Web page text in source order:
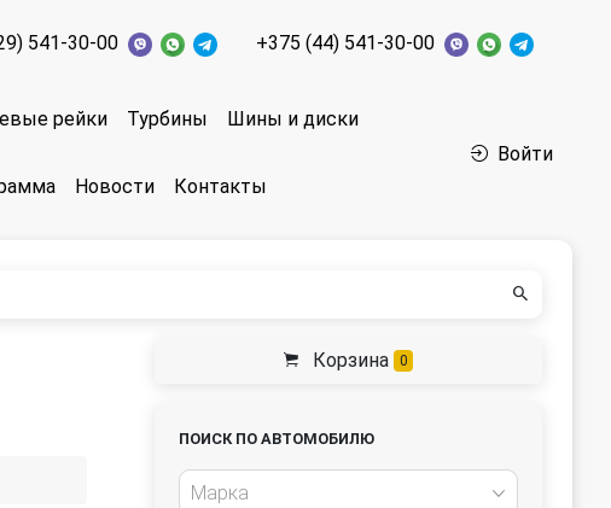
541-30-00 +375 (44) 541-30-00
рейки Турбины Шины и диски
Новости Контакты
Войти
Корзина 0
ПОИСК ПО АВТОМОБИЛЮ
Марка